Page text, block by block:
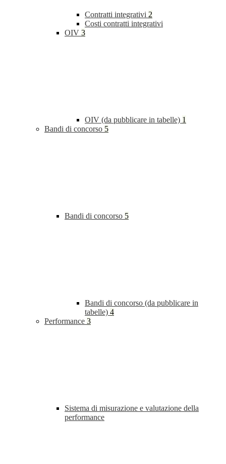
Contratti integrativi 2
Costi contratti integrativi
OIV 3
OIV (da pubblicare in tabelle) 1
Bandi di concorso 5
Bandi di concorso 5
Bandi di concorso (da pubblicare in
tabelle) 4
Performance 3
Sistema di misurazione e valutazione della
performance